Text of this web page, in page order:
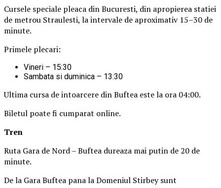
Cursele speciale pleaca din Bucuresti, din apropierea statiei
de metrou Straulesti, la intervale de aproximativ 15–30 de
minute.
Primele plecari:
Vineri – 15:30
Sambata si duminica – 13:30
Ultima cursa de intoarcere din Buftea este la ora 04:00.
Biletul poate fi cumparat online.
Tren
Ruta Gara de Nord – Buftea dureaza mai putin de 20 de
minute.
De la Gara Buftea pana la Domeniul Stirbey sunt